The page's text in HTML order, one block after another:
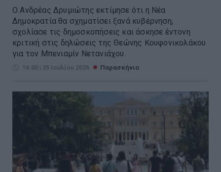
Ο Ανδρέας Δρυμιώτης εκτίμησε ότι η Νέα
Δημοκρατία θα σχηματίσει ξανά κυβέρνηση,
σχολίασε τις δημοσκοπήσεις και άσκησε έντονη
κριτική στις δηλώσεις της Θεώνης Κουφονικολάκου
για τον Μπενιαμίν Νετανιάχου.
16:00 | 25 Ιουλίου 2026 Παρασκήνιο